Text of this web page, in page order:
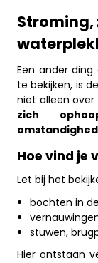
Stroming,
Een ander
te bekijken, is
niet alleen
zich
Hoe vind je
Let bij het
bochten in
stuwen,
Hier ontstaan